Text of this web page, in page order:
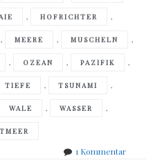
, HOFRICHTER ,
, MEERE , MUSCHELN ,
, OZEAN , PAZIFIK ,
TIEFE , TSUNAMI ,
WALE , WASSER ,
1 Kommentarzu